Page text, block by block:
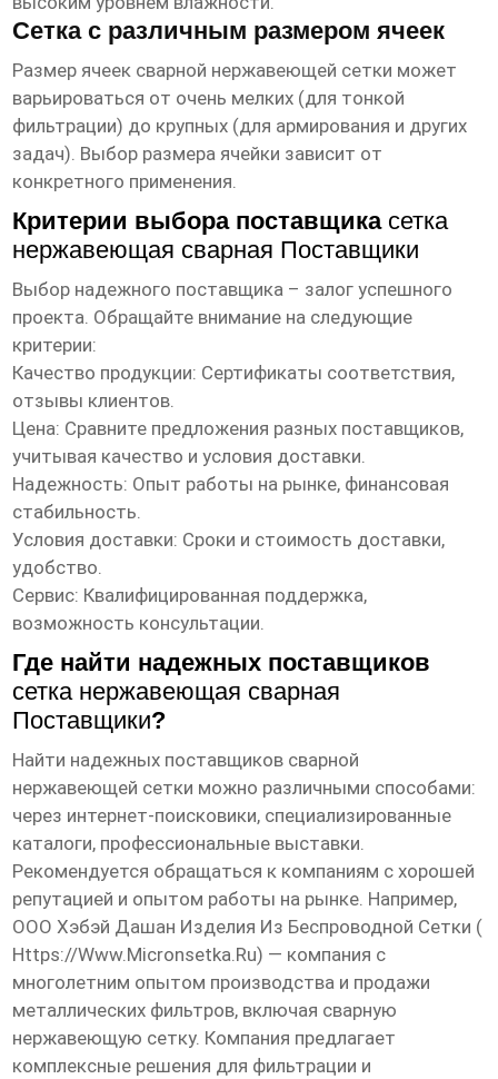
Сетка с различным размером ячеек
Размер ячеек сварной нержавеющей сетки может
варьироваться от очень мелких (для тонкой
фильтрации) до крупных (для армирования и других
задач). Выбор размера ячейки зависит от
конкретного применения.
Критерии выбора поставщика сетка
нержавеющая сварная Поставщики
Выбор надежного поставщика – залог успешного
проекта. Обращайте внимание на следующие
критерии:
Качество продукции: Сертификаты соответствия,
отзывы клиентов.
Цена: Сравните предложения разных поставщиков,
учитывая качество и условия доставки.
Надежность: Опыт работы на рынке, финансовая
стабильность.
Условия доставки: Сроки и стоимость доставки,
удобство.
Сервис: Квалифицированная поддержка,
возможность консультации.
Где найти надежных поставщиков
сетка нержавеющая сварная
Поставщики?
Найти надежных поставщиков сварной
нержавеющей сетки можно различными способами:
через интернет-поисковики, специализированные
каталоги, профессиональные выставки.
Рекомендуется обращаться к компаниям с хорошей
репутацией и опытом работы на рынке. Например,
ООО Хэбэй Дашан Изделия Из Беспроводной Сетки (
Https://www.micronsetka.ru) — компания с
многолетним опытом производства и продажи
металлических фильтров, включая сварную
нержавеющую сетку. Компания предлагает
комплексные решения для фильтрации и